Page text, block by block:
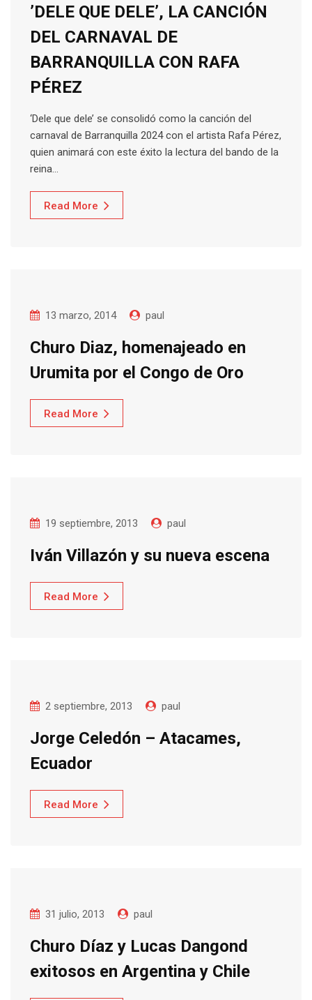
’DELE QUE DELE’, LA CANCIÓN
DEL CARNAVAL DE
BARRANQUILLA CON RAFA
PÉREZ
‘Dele que dele’ se consolidó como la canción del
carnaval de Barranquilla 2024 con el artista Rafa Pérez,
quien animará con este éxito la lectura del bando de la
reina…
Read More
13 marzo, 2014 paul
Churo Diaz, homenajeado en
Read More
19 septiembre, 2013 paul
Read More
2 septiembre, 2013 paul
Jorge Celedón – Atacames,
Ecuador
Read More
31 julio, 2013 paul
Churo Díaz y Lucas Dangond